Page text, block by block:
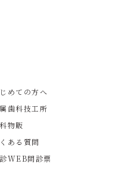
めての方へ
歯科技工所
物販
ある質問
WEB問診票